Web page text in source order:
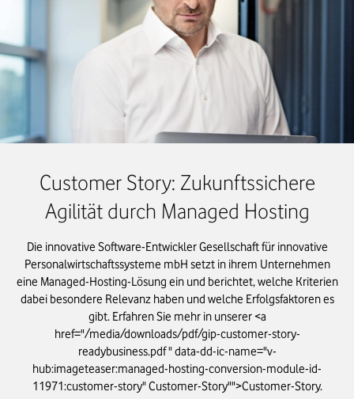
Customer Story: Zukunftssichere
Agilität durch Managed Hosting
Die innovative Software-Entwickler Gesellschaft für innovative
Personalwirtschaftssysteme mbH setzt in ihrem Unternehmen
eine Managed-Hosting-Lösung ein und berichtet, welche Kriterien
dabei besondere Relevanz haben und welche Erfolgsfaktoren es
gibt. Erfahren Sie mehr in unserer <a
href="/media/downloads/pdf/gip-customer-story-
readybusiness.pdf " data-dd-ic-name="v-
hub:imageteaser:managed-hosting-conversion-module-id-
11971:customer-story" Customer-Story"">Customer-Story.